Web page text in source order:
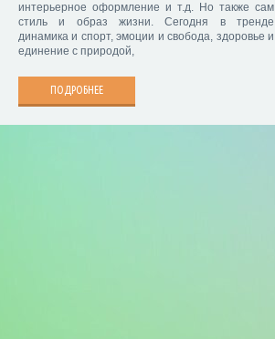
интерьерное оформление и т.д. Но также сам
стиль и образ жизни. Сегодня в тренде
динамика и спорт, эмоции и свобода, здоровье и
единение с природой,
ПОДРОБНЕЕ